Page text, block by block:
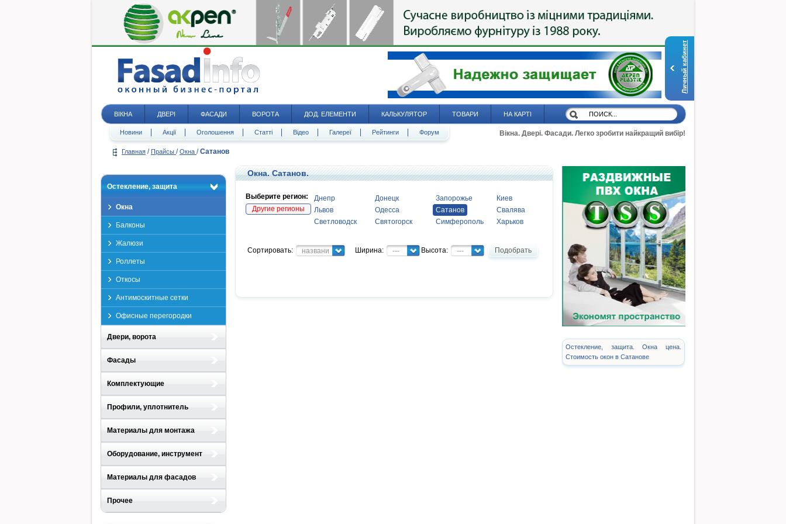
Личный кабинет
ВІКНА ДВЕРІ ФАСАДИ ВОРОТА ДОД. ЕЛЕМЕНТИ КАЛЬКУЛЯТОР ТОВАРИ НА КАРТІ
Новини Акції Оголошення Статті Відео Галереї Рейтинги Форум Вікна. Двері. Фасади. Легко зробити найкращий вибір!
Главная / Прайсы / Окна / Сатанов
Остекление, защита
Окна
Балконы
Жалюзи
Роллеты
Откосы
Антимоскитные сетки
Офисные перегородки
Двери, ворота
Фасады
Комплектующие
Профили, уплотнитель
Материалы для монтажа
Оборудование, инструмент
Материалы для фасадов
Прочее
Окна. Сатанов.
Выберите регион:
Другие регионы
Днепр Донецк Запорожье
Киев
Львов
Одесса Сатанов
Свалява
Светловодск
Святогорск Симферополь Харьков
Сортировать: название Ширина: --- Высота: --- Подобрать
Остекление, защита. Окна цена.
Стоимость окон в Сатанове